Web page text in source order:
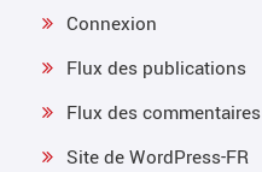
Connexion
Flux des publications
Flux des commentaires
Site de WordPress-FR